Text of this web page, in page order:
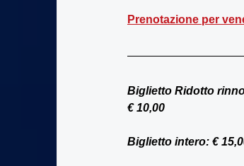
Prenotazione per
Biglietto Ridotto
€ 10,00
Biglietto intero: €